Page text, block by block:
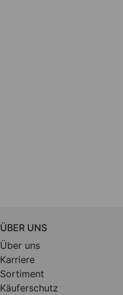
ÜBER UNS
Über uns
Karriere
Sortiment
Käuferschutz